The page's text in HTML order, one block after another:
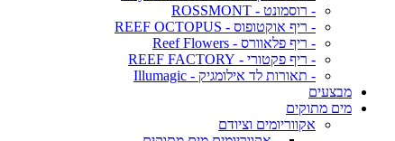
- רוסמונט - ROSSMONT
- ריף אוקטופוס - REEF OCTOPUS
- ריף פלאוורס - Reef Flowers
- ריף פקטורי - REEF FACTORY
- תאורות לד אילומגיק - Illumagic
מבצעים
מים מתוקים
אקווריומים וציודם